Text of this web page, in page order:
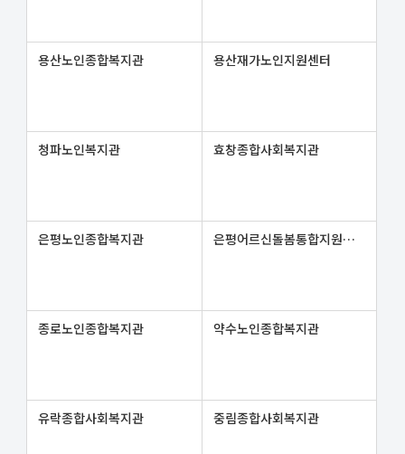
용산노인종합복지관 용산재가노인지원센터
청파노인복지관 효창종합사회복지관
은평노인종합복지관 은평어르신돌봄통합지원센터
종로노인종합복지관 약수노인종합복지관
유락종합사회복지관 중림종합사회복지관